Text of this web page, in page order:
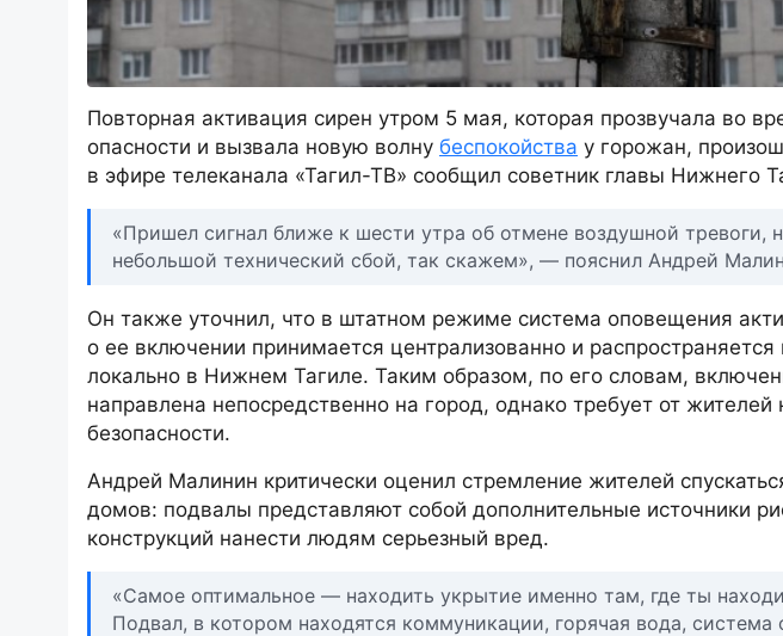
Повторная активация сирен утром 5 мая, которая прозвучала во
опасности и вызвала новую волну беспокойства у горожан,
в эфире телеканала «Тагил-ТВ» сообщил советник главы Нижнего
«Пришел сигнал ближе к шести утра об отмене воздушной тревоги,
небольшой технический сбой, так скажем», — пояснил Андрей
Он также уточнил, что в штатном режиме система оповещения
о ее включении принимается централизованно и
локально в Нижнем Тагиле. Таким образом, по его словам,
направлена непосредственно на город, однако требует от
безопасности.
Андрей Малинин критически оценил стремление жителей
домов: подвалы представляют собой дополнительные источники
конструкций нанести людям серьезный вред.
«Самое оптимальное — находить укрытие именно там, где ты
Подвал, в котором находятся коммуникации, горячая вода,